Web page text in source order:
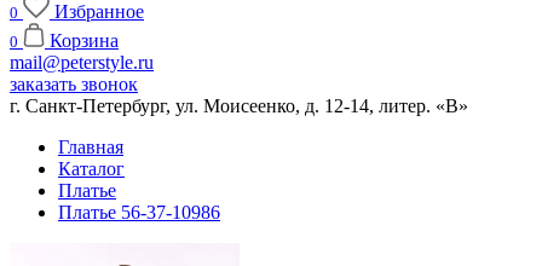
0 Избранное
0
Корзина
mail@peterstyle.ru
заказать звонок
г. Санкт-Петербург, ул. Моисеенко, д. 12-14, литер. «В»
Главная
Каталог
Платье
Платье 56-37-10986